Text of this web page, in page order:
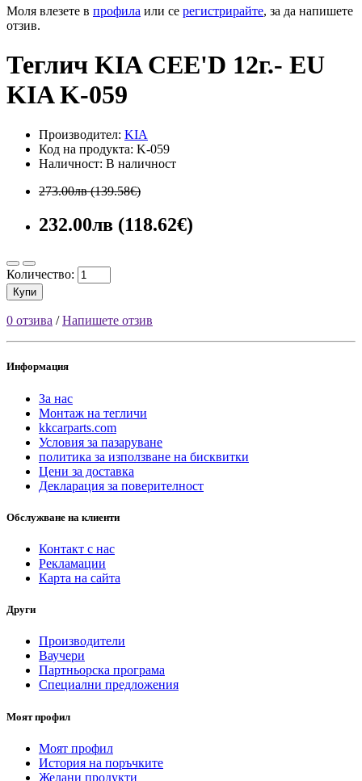
Моля влезете в профила или се регистрирайте, за да напишете
отзив.
Теглич KIA CEE'D 12г.- EU
KIA K-059
Производител: KIA
Код на продукта: K-059
Наличност: В наличност
273.00лв (139.58€)
232.00лв (118.62€)
Количество:
Купи
0 отзива /Напишете отзив
Информация
За нас
Монтаж на тегличи
kkcarparts.com
Условия за пазаруване
политика за използване на бисквитки
Цени за доставка
Декларация за поверителност
Обслужване на клиенти
Контакт с нас
Рекламации
Карта на сайта
Други
Производители
Ваучери
Партньорска програма
Специални предложения
Моят профил
Моят профил
История на поръчките
Желани продукти